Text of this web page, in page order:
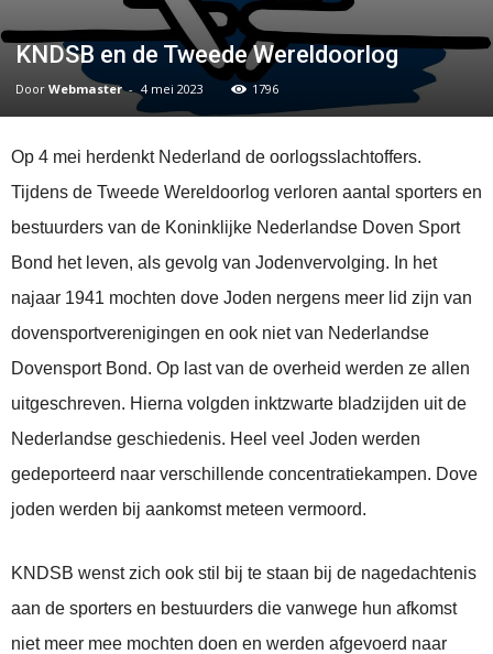
KNDSB en de Tweede Wereldoorlog
Door Webmaster - 4 mei 2023 1796
Op 4 mei herdenkt Nederland de oorlogsslachtoffers.
Tijdens de Tweede Wereldoorlog verloren aantal sporters en
bestuurders van de Koninklijke Nederlandse Doven Sport
Bond het leven, als gevolg van Jodenvervolging. In het
najaar 1941 mochten dove Joden nergens meer lid zijn van
dovensportverenigingen en ook niet van Nederlandse
Dovensport Bond. Op last van de overheid werden ze allen
uitgeschreven. Hierna volgden inktzwarte bladzijden uit de
Nederlandse geschiedenis. Heel veel Joden werden
gedeporteerd naar verschillende concentratiekampen. Dove
joden werden bij aankomst meteen vermoord.
KNDSB wenst zich ook stil bij te staan bij de nagedachtenis
aan de sporters en bestuurders die vanwege hun afkomst
niet meer mee mochten doen en werden afgevoerd naar